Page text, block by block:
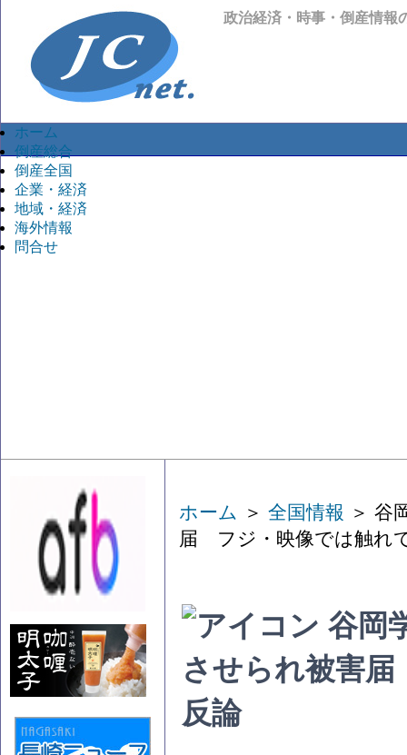
政治経済・時事・倒産情報
ホーム
倒産総合
倒産全国
企業・経済
地域・経済
海外情報
問合せ
ホーム ＞ 全国情報 ＞ 谷
届 フジ・映像では触れ
谷岡
させられ被害
反論